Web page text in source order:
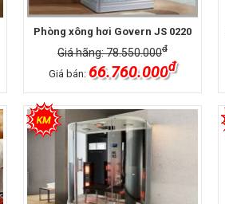
Phòng xông hơi Govern JS 0220
Giá hãng: 78.550.000đ
Giá bán: 66.760.000đ